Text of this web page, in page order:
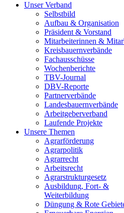
Unser Verband
Selbstbild
Aufbau & Organisation
Präsident & Vorstand
Mitarbeiterinnen &
Kreisbauernverbände
Fachausschüsse
Wochenberichte
TBV-Journal
DBV-Reporte
Partnerverbände
Landesbauernverbände
Arbeitgeberverband
Laufende Projekte
Unsere Themen
Agrarförderung
Agrarpolitik
Agrarrecht
Arbeitsrecht
Agrarstrukturgesetz
Ausbildung, Fort- &
Weiterbildung
Düngung & Rote